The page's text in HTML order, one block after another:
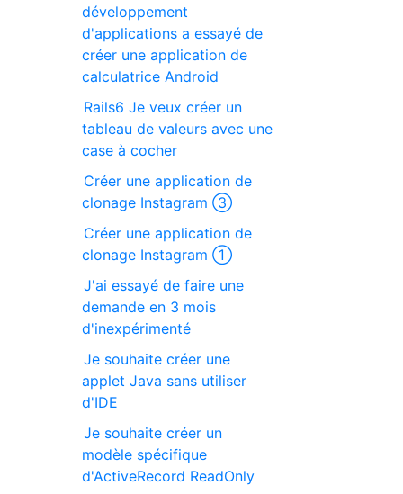
développement
d'applications a essayé de
créer une application de
calculatrice Android
Rails6 Je veux créer un
tableau de valeurs avec une
case à cocher
Créer une application de
clonage Instagram ③
Créer une application de
clonage Instagram ①
J'ai essayé de faire une
demande en 3 mois
d'inexpérimenté
Je souhaite créer une
applet Java sans utiliser
d'IDE
Je souhaite créer un
modèle spécifique
d'ActiveRecord ReadOnly